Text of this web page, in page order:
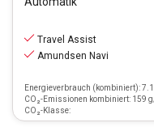
Travel Assist
Amundsen Navi
Energieverbrauch (kombiniert):
CO₂-Emissionen kombiniert: 159
CO₂-Klasse: